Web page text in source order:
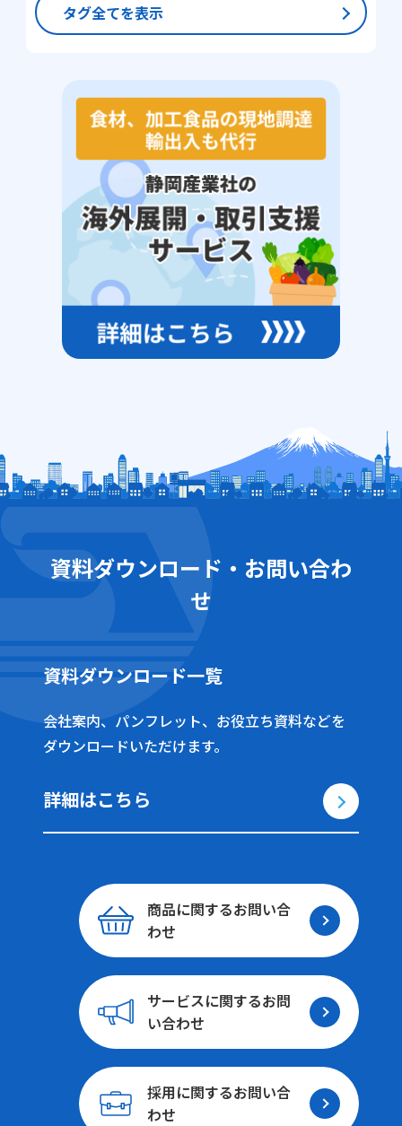
タグ全てを表示
資料ダウンロード・お問い合わ
せ
資料ダウンロード一覧
会社案内、パンフレット、お役立ち資料などを
ダウンロードいただけます。
詳細はこちら
商品に関するお問い合
わせ
サービスに関するお問
い合わせ
採用に関するお問い合
わせ